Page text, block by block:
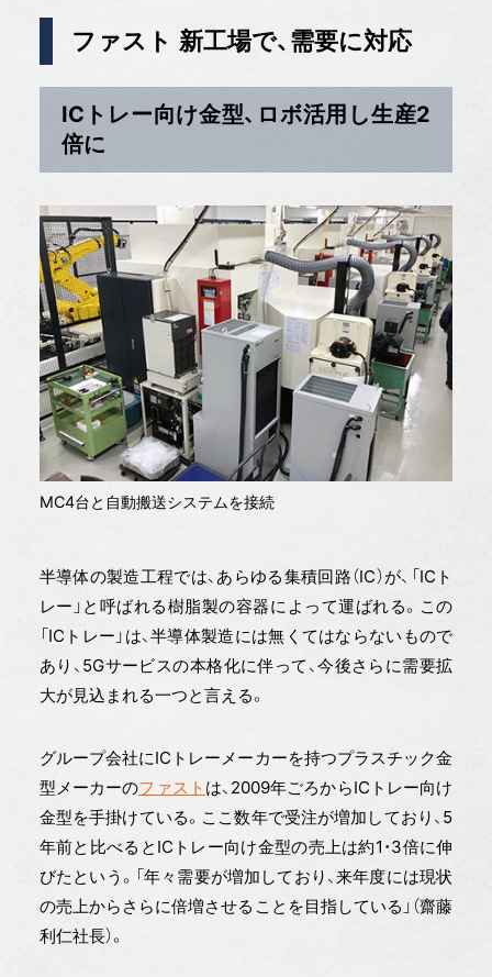
ファスト 新工場で、需要に対応
ICトレー向け金型、ロボ活用し生産2
倍に
MC4台と自動搬送システムを接続
半導体の製造工程では、あらゆる集積回路（IC）が、「ICト
レー」と呼ばれる樹脂製の容器によって運ばれる。この
「ICトレー」は、半導体製造には無くてはならないもので
あり、5Gサービスの本格化に伴って、今後さらに需要拡
大が見込まれる一つと言える。
グループ会社にICトレーメーカーを持つプラスチック金
型メーカーのファスト は、2009年ごろからICトレー向け
金型を手掛けている。ここ数年で受注が増加しており、5
年前と比べるとICトレー向け金型の売上は約1・3倍に伸
びたという。「年々需要が増加しており、来年度には現状
の売上からさらに倍増させることを目指している」（齋藤
利仁社長）。